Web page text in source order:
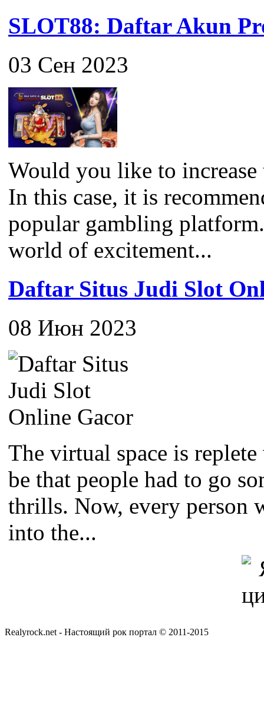
SLOT88: Daftar Akun
03 Сен 2023
Would you like to
In this case, it is
popular gambling
world of excitement...
Daftar Situs Judi Slot
08 Июн 2023
The virtual space is
be that people had to go
thrills. Now, every person
into the...
Realyrock.net - Настоящий рок портал © 2011-2015